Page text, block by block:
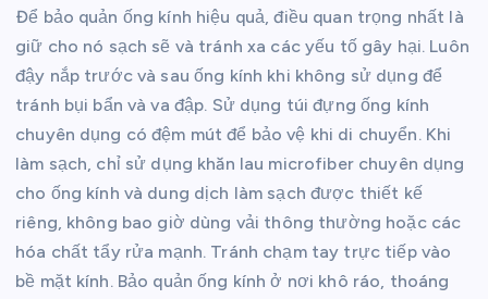
Để bảo quản ống kính hiệu quả, điều quan trọng nhất là
giữ cho nó sạch sẽ và tránh xa các yếu tố gây hại. Luôn
đậy nắp trước và sau ống kính khi không sử dụng để
tránh bụi bẩn và va đập. Sử dụng túi đựng ống kính
chuyên dụng có đệm mút để bảo vệ khi di chuyển. Khi
làm sạch, chỉ sử dụng khăn lau microfiber chuyên dụng
cho ống kính và dung dịch làm sạch được thiết kế
riêng, không bao giờ dùng vải thông thường hoặc các
hóa chất tẩy rửa mạnh. Tránh chạm tay trực tiếp vào
bề mặt kính. Bảo quản ống kính ở nơi khô ráo, thoáng